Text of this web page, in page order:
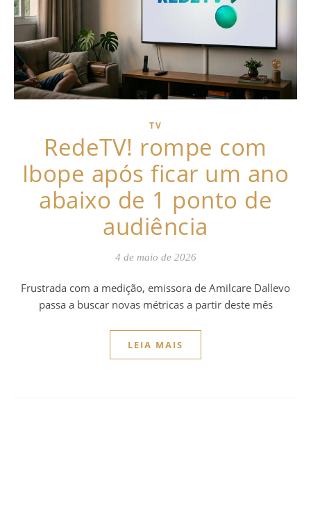
TV
RedeTV! rompe com
Ibope após ficar um ano
abaixo de 1 ponto de
audiência
4 de maio de 2026
Frustrada com a medição, emissora de Amilcare Dallevo
passa a buscar novas métricas a partir deste mês
LEIA MAIS